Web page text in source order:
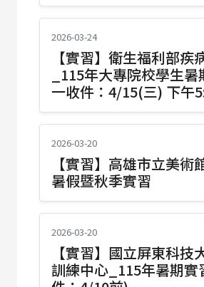
2026-03-24
【實習】衛生福利部疾
_115年大專院校學生
一收件：4/15(三) 下午
2026-03-20
【實習】高雄市立美術
暑假暨秋季實習
2026-03-20
【實習】國立屏東科技
訓練中心_115年暑期實